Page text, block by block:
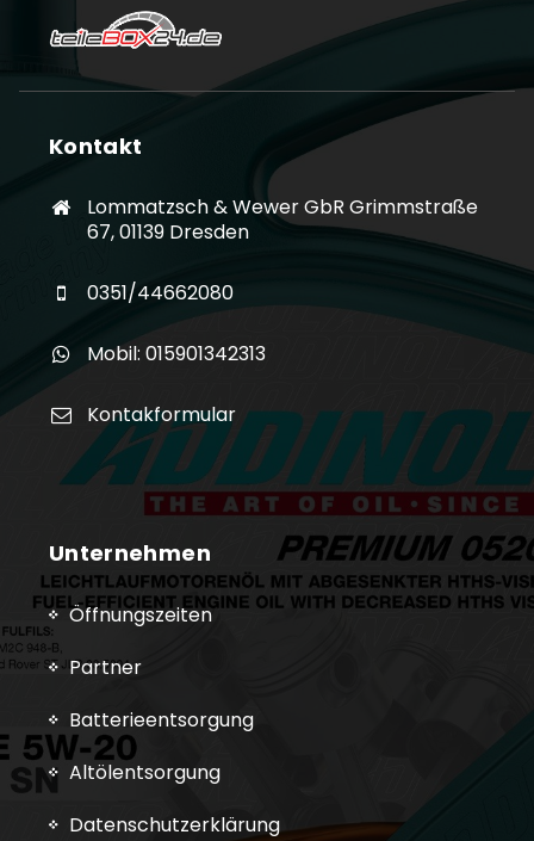
Kontakt
Lommatzsch & Wewer GbR Grimmstraße
67, 01139 Dresden
0351/44662080
Mobil: 015901342313
Kontakformular
Unternehmen
Öffnungszeiten
Partner
Batterieentsorgung
Altölentsorgung
Datenschutzerklärung